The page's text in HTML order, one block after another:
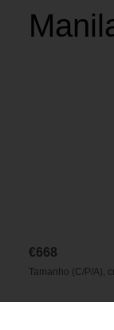
€668
Tamanho (C/P/A),